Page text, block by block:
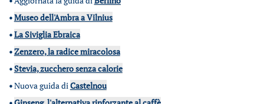
•Museo dell'Ambra a Vilnius
•La Siviglia Ebraica
•Zenzero, la radice miracolosa
•Stevia, zucchero senza calorie
•Nuova guida diCastelnou